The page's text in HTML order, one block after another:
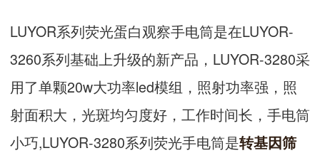
LUYOR系列荧光蛋白观察手电筒是在LUYOR-
3260系列基础上升级的新产品，LUYOR-3280采
用了单颗20w大功率led模组，照射功率强，照
射面积大，光斑均匀度好，工作时间长，手电筒
小巧,LUYOR-3280系列荧光手电筒是转基因筛